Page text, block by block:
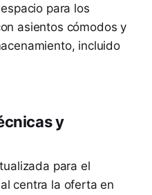
para los
asientos cómodos y
incluido
y
para el
centra la oferta en